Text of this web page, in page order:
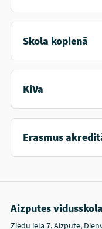
Skola kopienā
KiVa
Erasmus
Aizputes vidusskola
Ziedu iela 7, Aizpute,